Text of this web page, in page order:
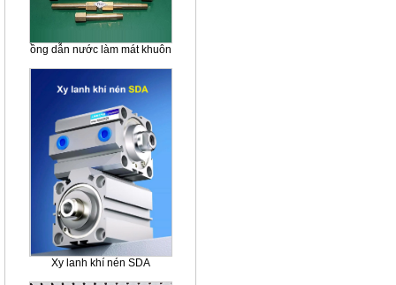
ồng dẫn nước làm mát khuôn
Xy lanh khí nén SDA